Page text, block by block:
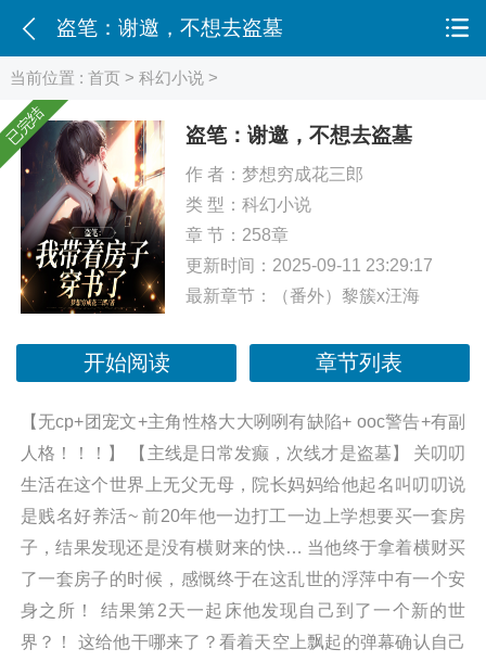
当前位置 :首页 >科幻小说 >
已完结 盗笔：谢邀，不想去盗墓
作 者： 梦想穷成花三郎
类 型： 科幻小说
章 节：258章
更新时间：2025-09-11 23:29:17
最新章节：
（番外）黎簇x汪海
开始阅读 章节列表
【无cp+团宠文+主角性格大大咧咧有缺陷+ ooc警告+有副
人格！！！】 【主线是日常发癫，次线才是盗墓】 关叨叨
生活在这个世界上无父无母，院长妈妈给他起名叫叨叨说
是贱名好养活~ 前20年他一边打工一边上学想要买一套房
子，结果发现还是没有横财来的快… 当他终于拿着横财买
了一套房子的时候，感慨终于在这乱世的浮萍中有一个安
身之所！ 结果第2天一起床他发现自己到了一个新的世
界？！ 这给他干哪来了？看着天空上飘起的弹幕确认自己
盗笔：谢邀，不想去盗墓